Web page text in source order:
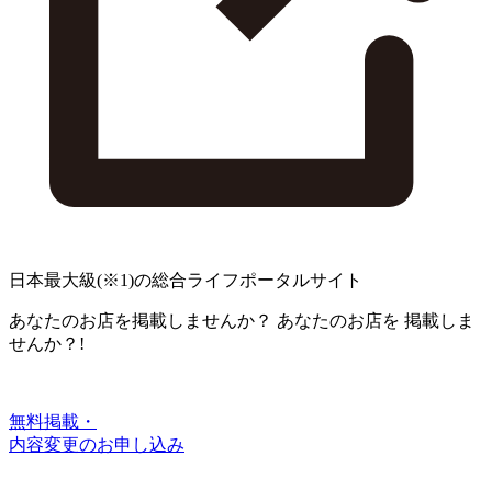
日本最大級(※1)の総合ライフポータルサイト
あなたのお店を掲載しませんか？ あなたのお店を 掲載しま
せんか？!
無料掲載・
内容変更のお申し込み